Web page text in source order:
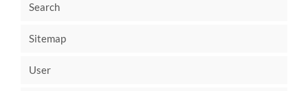
Search
Sitemap
User